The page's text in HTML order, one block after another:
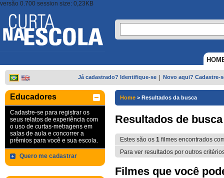
versão 0.700 session size: 0,23KB
Já cadastrado? Identifique-se Novo aqui? Cadastre-
Educadores
Cadastre-se para registrar os
seus relatos de experiência com
o uso de curtas-metragens em
salas de aula e concorrer a
prêmios para você e sua escola.
Quero me cadastrar
Home > Resultados da busca
Resultados de busca
Estes são os 1 filmes encontrados
Para ver resultados por outros
Filmes que você